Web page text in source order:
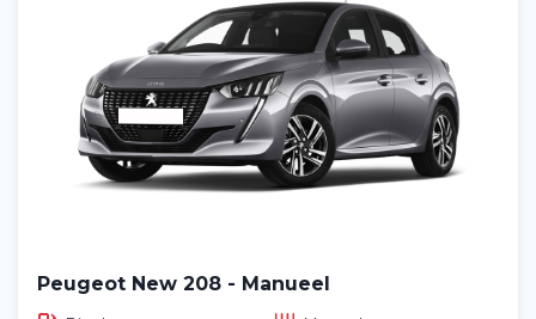
Peugeot New 208 - Manueel